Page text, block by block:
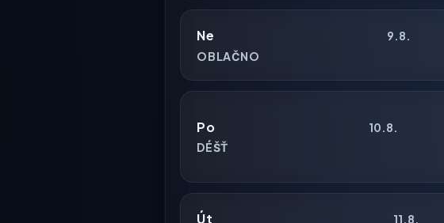
Ne
9.8.
OBLAČNO
Po
10.8.
DÉŠŤ
Út
11.8.